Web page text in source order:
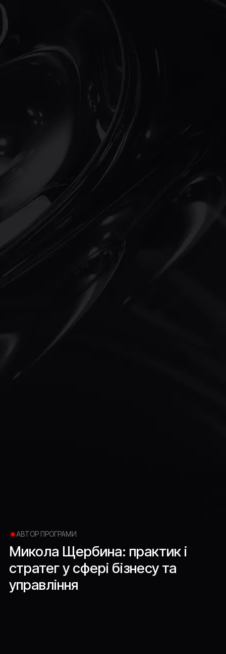
АВТОР ПРОГРАМИ
Микола Щербина: практик і
стратегу сфері бізнесу та
управління